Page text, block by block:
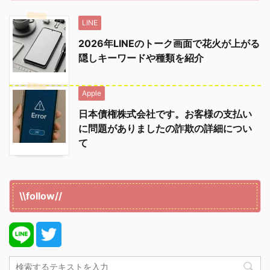
LINE
2026年LINEのトーク画面で花火が上がる
隠しキーワードや種類を紹介
Apple
日本債権株式会社です。お客様の支払い
に問題がありましたの詐欺の詳細につい
て
\\follow//